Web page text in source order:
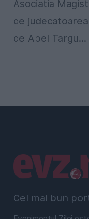
Asociatia
de
de Apel Targu...
Cel mai bun
Linkuri utile